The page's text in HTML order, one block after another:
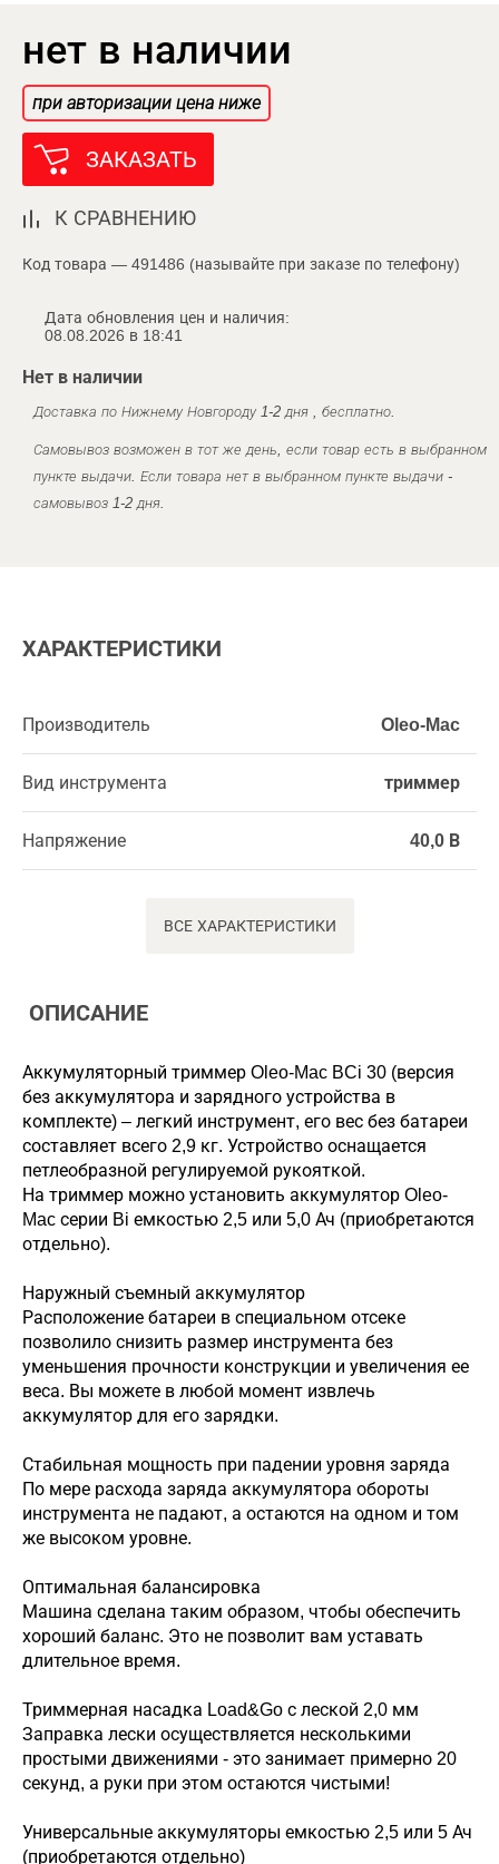
нет в наличии
при авторизации цена ниже
ЗАКАЗАТЬ
К СРАВНЕНИЮ
Код товара — 491486 (называйте при заказе по телефону)
Дата обновления цен и наличия:
08.08.2026 в 18:41
Нет в наличии
Доставка по Нижнему Новгороду 1-2 дня , бесплатно.
Самовывоз возможен в тот же день, если товар есть в выбранном
пункте выдачи. Если товара нет в выбранном пункте выдачи -
самовывоз 1-2 дня.
ХАРАКТЕРИСТИКИ
Производитель Oleo-Mac
Вид инструмента триммер
Напряжение 40,0 В
ВСЕ ХАРАКТЕРИСТИКИ
ОПИСАНИЕ
Аккумуляторный триммер Oleo-Mac BCi 30 (версия
без аккумулятора и зарядного устройства в
комплекте) – легкий инструмент, его вес без батареи
составляет всего 2,9 кг. Устройство оснащается
петлеобразной регулируемой рукояткой.
На триммер можно установить аккумулятор Oleo-
Mac серии Bi емкостью 2,5 или 5,0 Ач (приобретаются
отдельно).
Наружный съемный аккумулятор
Расположение батареи в специальном отсеке
позволило снизить размер инструмента без
уменьшения прочности конструкции и увеличения ее
веса. Вы можете в любой момент извлечь
аккумулятор для его зарядки.
Стабильная мощность при падении уровня заряда
По мере расхода заряда аккумулятора обороты
инструмента не падают, а остаются на одном и том
же высоком уровне.
Оптимальная балансировка
Машина сделана таким образом, чтобы обеспечить
хороший баланс. Это не позволит вам уставать
длительное время.
Триммерная насадка Load&Go с леской 2,0 мм
Заправка лески осуществляется несколькими
простыми движениями - это занимает примерно 20
секунд, а руки при этом остаются чистыми!
Универсальные аккумуляторы емкостью 2,5 или 5 Ач
(приобретаются отдельно)